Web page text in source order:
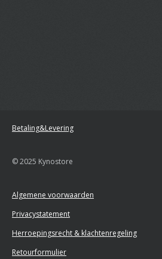
Betaling&Levering
© 2025 Kynostore
Algemene voorwaarden
Privacystatement
Herroepingsrecht & klachtenregeling
Retourformulier